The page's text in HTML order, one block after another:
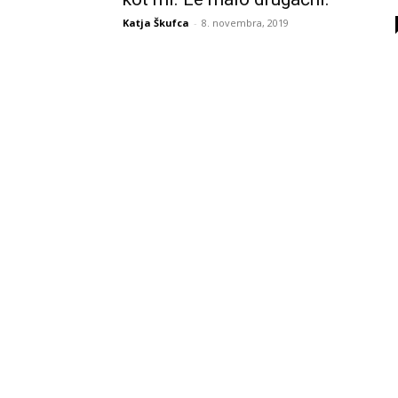
Katja Škufca - 8. novembra, 2019